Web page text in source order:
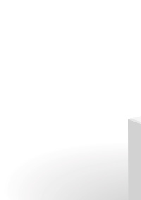
ЛИЦЕНЗИИ И